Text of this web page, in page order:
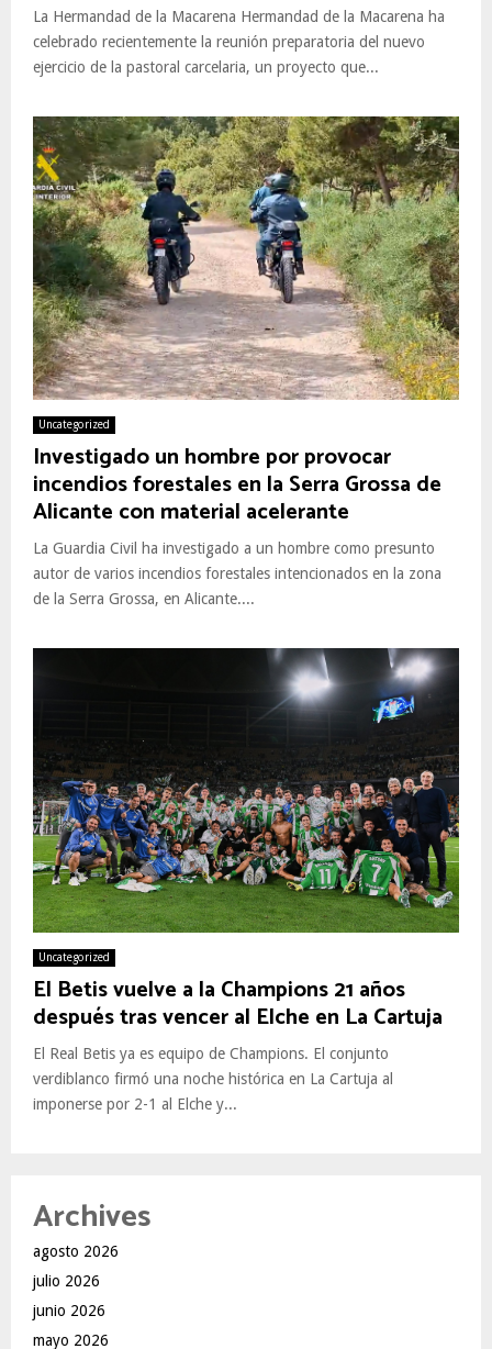
La Hermandad de la Macarena Hermandad de la Macarena ha
celebrado recientemente la reunión preparatoria del nuevo
ejercicio de la pastoral carcelaria, un proyecto que...
Uncategorized
Investigado un hombre por provocar
incendios forestales en la Serra Grossa de
Alicante con material acelerante
La Guardia Civil ha investigado a un hombre como presunto
autor de varios incendios forestales intencionados en la zona
de la Serra Grossa, en Alicante....
Uncategorized
El Betis vuelve a la Champions 21 años
después tras vencer al Elche en La Cartuja
El Real Betis ya es equipo de Champions. El conjunto
verdiblanco firmó una noche histórica en La Cartuja al
imponerse por 2-1 al Elche y...
Archives
agosto 2026
julio 2026
junio 2026
mayo 2026